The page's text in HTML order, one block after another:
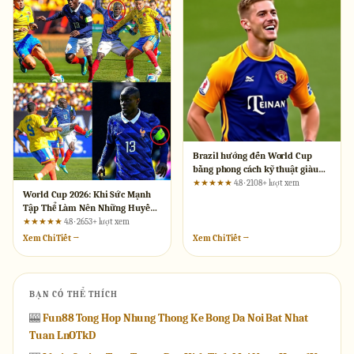
World Cup 2026: Khi Sức Mạnh
Tập Thể Làm Nên Những Huyền
Thoại
★★★★★ 4.8 · 2653+ lượt xem
Xem Chi Tiết →
Brazil hướng đến World Cup
bằng phong cách kỹ thuật giàu
cảm hứng cùng KU88
★★★★★ 4.8 · 2108+ lượt xem
Xem Chi Tiết →
BẠN CÓ THỂ THÍCH
🎰Fun88 Tong Hop Nhung Thong Ke Bong Da Noi Bat Nhat
Tuan LnOTkD